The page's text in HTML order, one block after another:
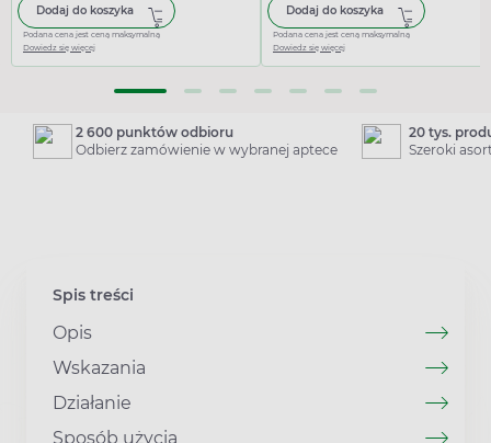
Dodaj do koszyka
Podana cena jest ceną maksymalną
Dowiedz się więcej
Dodaj do koszyka
Podana cena jest ceną maksymalną
Dowiedz się więcej
2 600 punktów odbioru
Odbierz zamówienie w wybranej aptece
20 tys.
Szeroki
Spis treści
Opis
Wskazania
Działanie
Sposób użycia